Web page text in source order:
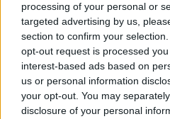
processing of your personal or
targeted advertising by us,
section to confirm your
opt-out request is processed
interest-based ads based on
us or personal information
your opt-out. You may
disclosure of your personal